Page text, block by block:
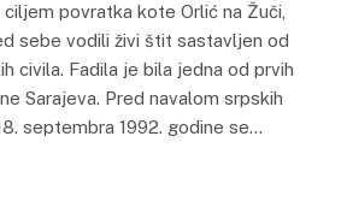
povratka kote Orlić na Žuči,
sebe vodili živi štit sastavljen od
civila. Fadila je bila jedna od prvih
Sarajeva. Pred navalom srpskih
septembra 1992. godine se…